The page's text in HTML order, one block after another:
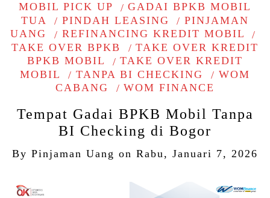
MOBIL PICK UP
GADAI BPKB MOBIL
TUA
PINDAH LEASING
PINJAMAN
UANG
REFINANCING KREDIT MOBIL
TAKE OVER BPKB
TAKE OVER KREDIT
BPKB MOBIL
TAKE OVER KREDIT
MOBIL
TANPA BI CHECKING
WOM
CABANG
WOM FINANCE
Tempat Gadai BPKB Mobil Tanpa
BI Checking di Bogor
By Pinjaman Uang on Rabu, Januari 7, 2026